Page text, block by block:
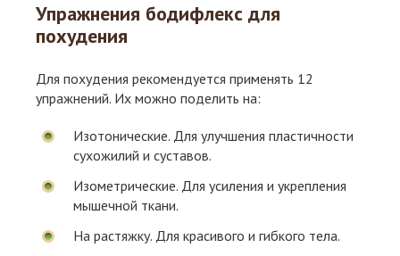
Упражнения бодифлекс для
похудения
Для похудения рекомендуется применять 12
упражнений. Их можно поделить на:
Изотонические. Для улучшения пластичности
сухожилий и суставов.
Изометрические. Для усиления и укрепления
мышечной ткани.
На растяжку. Для красивого и гибкого тела.